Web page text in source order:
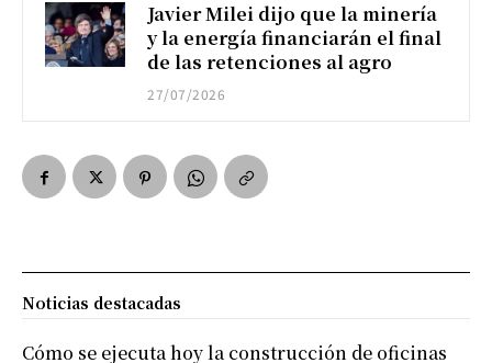
Javier Milei dijo que la minería
y la energía financiarán el final
de las retenciones al agro
27/07/2026
Noticias destacadas
Cómo se ejecuta hoy la construcción de oficinas